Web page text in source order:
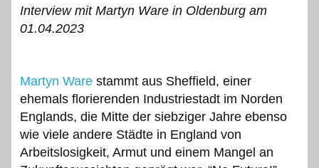
Interview mit Martyn Ware in Oldenburg am
01.04.2023
Martyn Ware stammt aus Sheffield, einer
ehemals florierenden Industriestadt im Norden
Englands, die Mitte der siebziger Jahre ebenso
wie viele andere Städte in England von
Arbeitslosigkeit, Armut und einem Mangel an